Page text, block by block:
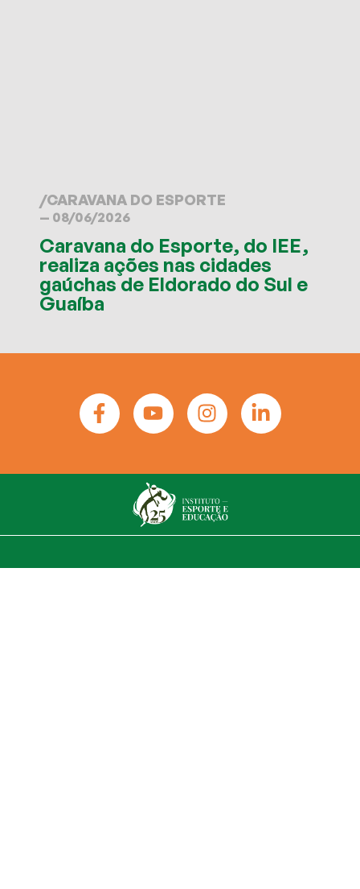
/CARAVANA DO ESPORTE
— 08/06/2026
Caravana do Esporte, do IEE,
realiza ações nas cidades
gaúchas de Eldorado do Sul e
Guaíba